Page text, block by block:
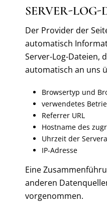
SERVER-LOG-
Der Provider der
automatisch
Server-Log-Dateien,
automatisch an uns
Browsertyp und
verwendetes
Referrer URL
Hostname des
Uhrzeit der
IP-Adresse
Eine
anderen
vorgenommen.